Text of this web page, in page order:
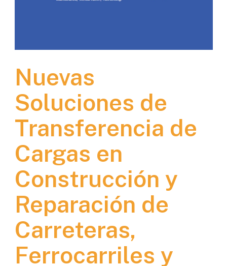
Nuevas
Soluciones de
Transferencia de
Cargas en
Construcción y
Reparación de
Carreteras,
Ferrocarriles y